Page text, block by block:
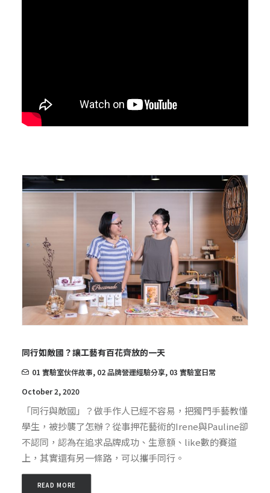
同行如敵國？讓工藝有百花齊放的一天
01 實驗室伙伴故事, 02 品牌營運經驗分享, 03 實驗室日常
October 2, 2020
「同行與敵國」？做手作人已經不容易，把獨門手藝教懂
學生，被抄襲了怎辦？從事押花藝術的Irene與Pauline卻
不認同，認為在追求品牌成功、生意額、like數的賽道
上，其實還有另一條路，可以攜手同行。
READ MORE